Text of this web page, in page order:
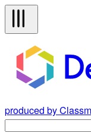
produced by